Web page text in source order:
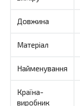
Довжина
Матеріал
Найменування
Країна-
виробник